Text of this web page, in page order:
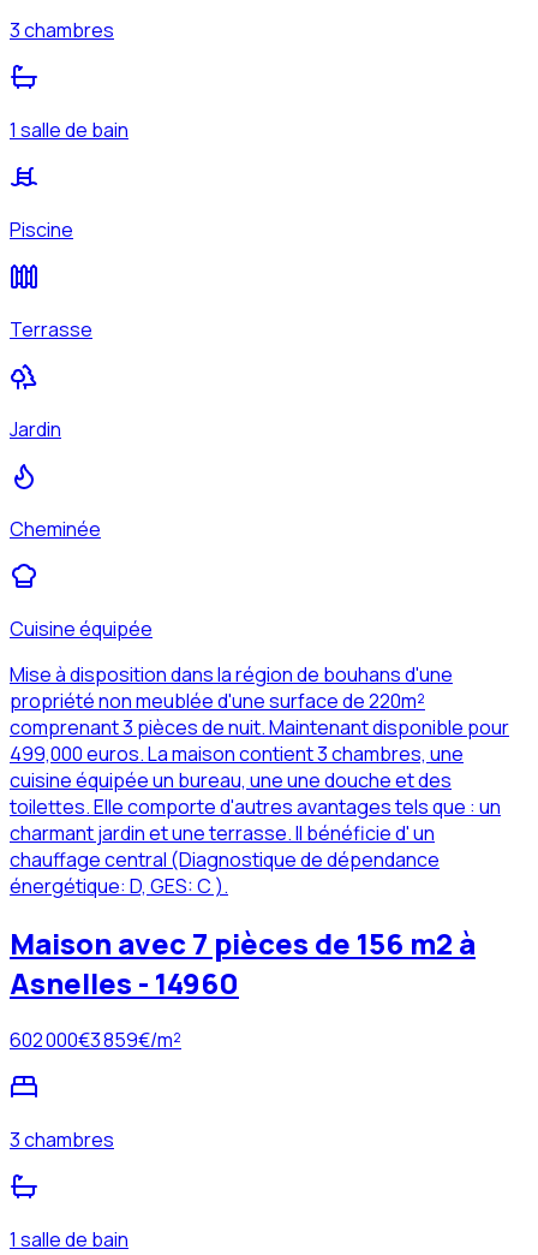
3 chambres
1 salle de bain
Piscine
Terrasse
Jardin
Cheminée
Cuisine équipée
Mise à disposition dans la région de bouhans d'une
propriété non meublée d'une surface de 220m²
comprenant 3 pièces de nuit. Maintenant disponible pour
499,000 euros. La maison contient 3 chambres, une
cuisine équipée un bureau, une une douche et des
toilettes. Elle comporte d'autres avantages tels que : un
charmant jardin et une terrasse. Il bénéficie d' un
chauffage central (Diagnostique de dépendance
énergétique: D, GES: C ).
Maison avec 7 pièces de 156 m2 à
Asnelles - 14960
602 000€3 859€/m²
3 chambres
1 salle de bain